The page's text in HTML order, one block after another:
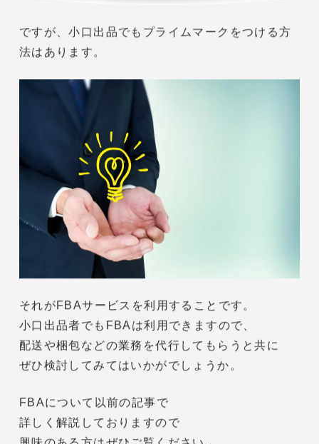
Amazonのマケプライムについて
こちらの記事でメリット・デメリット・
参加要件など、詳しく解説しておりますので、
興味のある方は、ぜひこちらも合わせて
ですが、小口出品でもプライムマークをつける方